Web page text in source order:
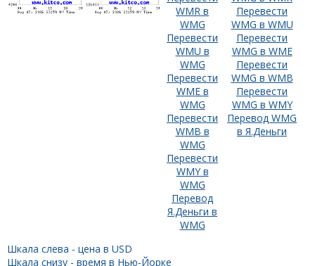
WMR в
WMG
Перевести
WMU в
WMG
Перевести
WME в
WMG
Перевести
WMB в
WMG
Перевести
WMY в
WMG
Перевод
Я.Деньги в
WMG
Перевести
WMG в WMU
Перевести
WMG в WME
Перевести
WMG в WMB
Перевести
WMG в WMY
Перевод WMG
в Я.Деньги
Шкала слева - цена в USD
Шкала снизу - время в Нью-Йорке